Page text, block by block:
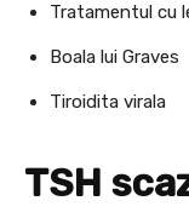
Tratamentul cu
Boala lui Graves
Tiroidita virala
TSH